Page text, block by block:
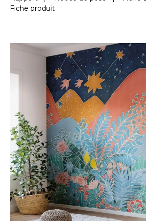
Fiche produit